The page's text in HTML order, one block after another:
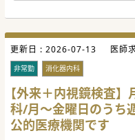
更新日 : 2026-07-13 医師
非常勤 消化器内科
【外来＋内視鏡検査
科/月～金曜日のうち
公的医療機関です